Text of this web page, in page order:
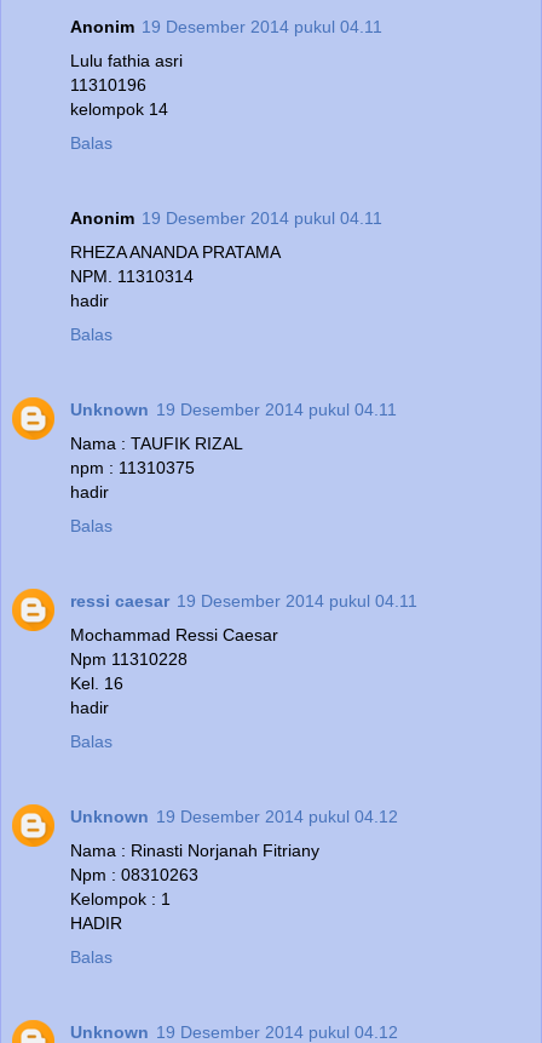
Anonim 19 Desember 2014 pukul 04.11
Lulu fathia asri
11310196
kelompok 14
Balas
Anonim 19 Desember 2014 pukul 04.11
RHEZA ANANDA PRATAMA
NPM. 11310314
hadir
Balas
Unknown 19 Desember 2014 pukul 04.11
Nama : TAUFIK RIZAL
npm : 11310375
hadir
Balas
ressi caesar 19 Desember 2014 pukul 04.11
Mochammad Ressi Caesar
Npm 11310228
Kel. 16
hadir
Balas
Unknown 19 Desember 2014 pukul 04.12
Nama : Rinasti Norjanah Fitriany
Npm : 08310263
Kelompok : 1
HADIR
Balas
Unknown 19 Desember 2014 pukul 04.12